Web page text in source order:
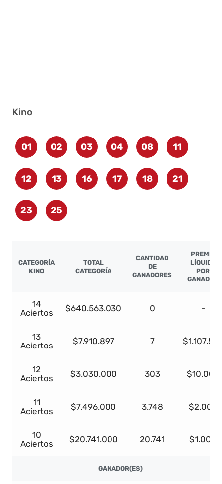
Kino
01 02 03 04 08 11
12 13 16 17 18 21
23 25
CATEGORÍA
KINO
TOTAL
CATEGORÍA
CANTIDAD
DE
GANADORES
PREMIO
LÍQUIDO
POR
GANADOR
14
Aciertos
$640.563.030 0 -
13
Aciertos
$7.910.897 7
12
Aciertos
$3.030.000 303 $10.000
11
Aciertos
$7.496.000 3.748 $2.000
10
Aciertos
$20.741.000 20.741 $1.000
GANADOR(ES)